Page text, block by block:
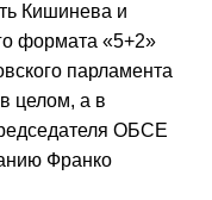
Кишинева и
формата «5+2»
парламента
целом, а в
ОБСЕ
Франко